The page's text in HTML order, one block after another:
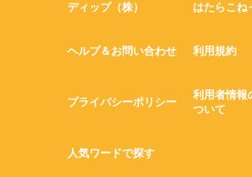
ディップ（株） はたらこね
ヘルプ＆お問い合わせ 利用規約
プライバシーポリシー
利用者情報
ついて
人気ワードで探す